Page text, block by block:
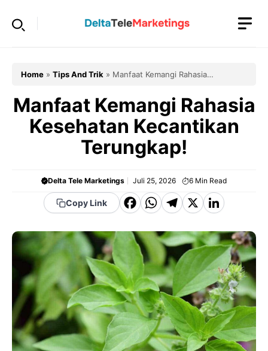
Home » Tips And Trik » Manfaat Kemangi Rahasia
Manfaat Kemangi Rahasia
Kesehatan Kecantikan
Terungkap!
Delta Tele Marketings Juli 25, 2026 6 Min Read
Copy Link
F
c
e
b
o
o
k
W
a
t
s
A
p
p
T
e
g
r
a
m
X Li
k
e
d
In